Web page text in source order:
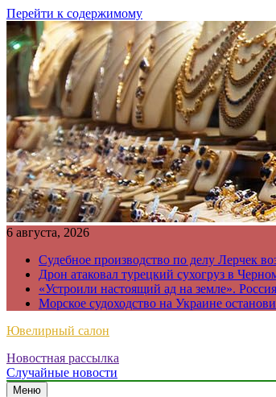
Перейти к содержимому
6 августа, 2026
Судебное производство по делу Лерчек
Дрон атаковал турецкий сухогруз в
«Устроили настоящий ад на земле».
Морское судоходство на Украине
Ювелирный салон
Новостная рассылка
Случайные новости
Меню